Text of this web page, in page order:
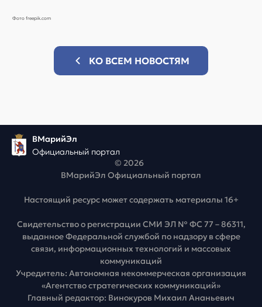
Фото freepik.com
КО ВСЕМ НОВОСТЯМ
ВМарийЭл
Официальный портал
© 2026
ВМарийЭл Официальный портал
Настоящий ресурс может содержать материалы 16+
Свидетельство о регистрации СМИ ЭЛ № ФС 77 – 86311,
выданное Федеральной службой по надзору в сфере
связи, информационных технологий и массовых
коммуникаций
Учредитель: Автономная некоммерческая организация
«Агентство стратегических коммуникаций»
Главный редактор: Винокуров Михаил Ананьевич